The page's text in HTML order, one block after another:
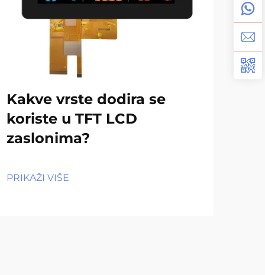
Kakve vrste dodira se
koriste u TFT LCD
zaslonima?
PRIKAŽI VIŠE